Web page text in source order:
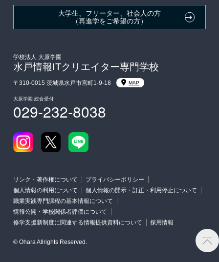
大学生・短期大学生特別入学
入学前のお勧め学習システム
大学・短期大学・公務員併願制度
大学生、フリーター、社会人の方
（再進学をご希望の方）
学校法人 大原学園
水戸情報ITクリエイター専門学校
〒310-0015 茨城県水戸市宮町1-9-18 MAP
大原学園 総合受付
029-232-8038
リンク・著作権について
プライバシーポリシー
個人情報の利用について
個人情報の開示・訂正・利用停止について
職業実践専門課程の基本情報について
情報公開・学校関係者評価について
修学支援新制度に関連する情報提供資料について
採用情報
© Ohara Allrights Reserved.